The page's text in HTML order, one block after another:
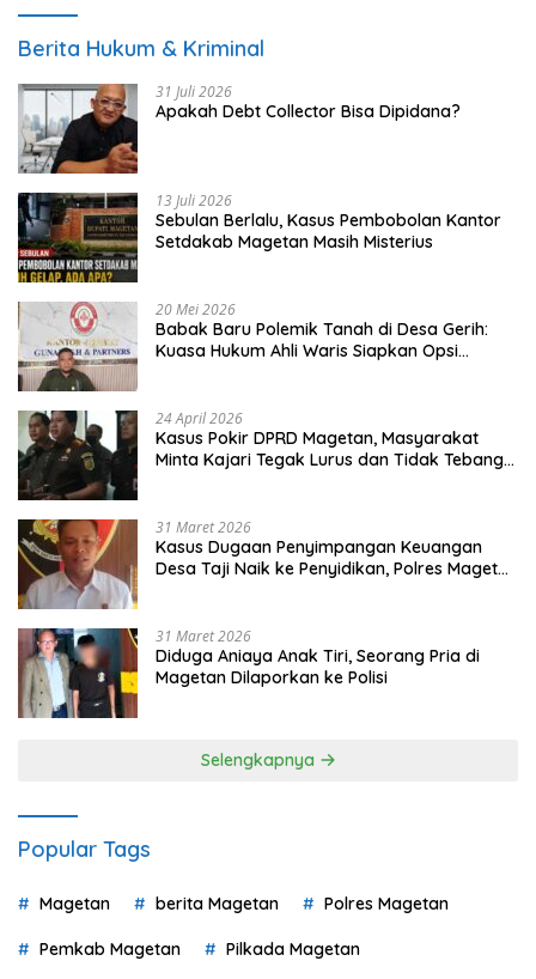
Berita Hukum & Kriminal
31 Juli 2026
Apakah Debt Collector Bisa Dipidana?
13 Juli 2026
Sebulan Berlalu, Kasus Pembobolan Kantor
Setdakab Magetan Masih Misterius
20 Mei 2026
Babak Baru Polemik Tanah di Desa Gerih:
Kuasa Hukum Ahli Waris Siapkan Opsi
24 April 2026
Kasus Pokir DPRD Magetan, Masyarakat
Minta Kajari Tegak Lurus dan Tidak Tebang
31 Maret 2026
Kasus Dugaan Penyimpangan Keuangan
Desa Taji Naik ke Penyidikan, Polres Magetan
31 Maret 2026
Diduga Aniaya Anak Tiri, Seorang Pria di
Magetan Dilaporkan ke Polisi
Selengkapnya
Popular Tags
Magetan berita Magetan Polres Magetan
Pemkab Magetan Pilkada Magetan